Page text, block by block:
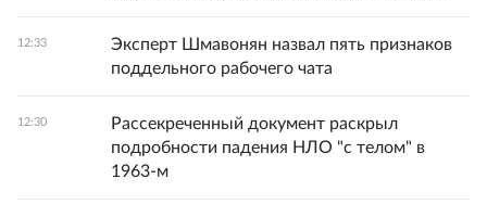
12:33
Эксперт Шмавонян назвал пять признаков
поддельного рабочего чата
12:30
Рассекреченный документ раскрыл
подробности падения НЛО "с телом" в
1963-м